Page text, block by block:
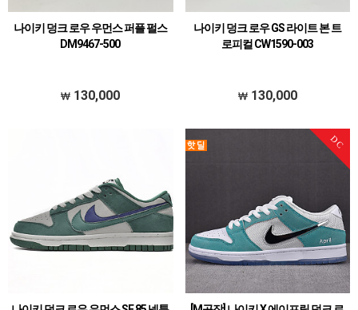
나이키 덩크 로우 우먼스 퍼플 펄스
DM9467-500
130,000
나이키 덩크 로우 GS 라이트 본 트
로피컬 CW1590-003
130,000
DC